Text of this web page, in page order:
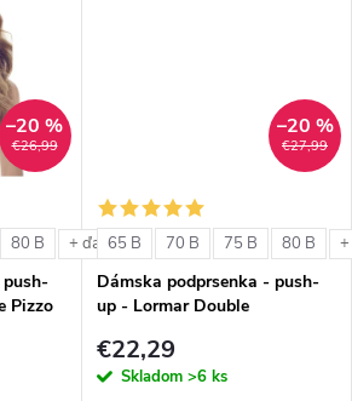
€26,99
–20 %
80 B + ďalšie
Pizzo
€27,99
–20 %
65 B 70 B 75 B 80 B
Dámska podprsenka - push-
up - Lormar Double
€22,29
Skladom >6 ks